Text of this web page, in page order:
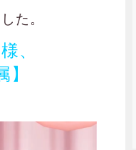
た。
、